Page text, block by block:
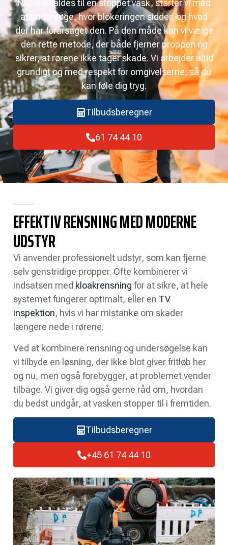
Når vi tilkaldes til en stoppet vask, starter vi med
at undersøge, hvor blokeringen sidder, og hvad
der har forårsaget den. På den måde kan vi vælge
den rette metode, der både fjerner proppen og
sikrer, at rørene ikke tager skade. Vi arbejder altid
grundigt og med respekt for omgivelserne, så du
kan føle dig tryg.
Tilbudsberegner
61 74 44 10
EFFEKTIV RENSNING MED MODERNE
UDSTYR
Vi anvender professionelt udstyr, som kan fjerne
selv genstridige propper. Ofte kombinerer vi
indsatsen med kloakrensning for at sikre, at hele
systemet fungerer optimalt, eller en TV
inspektion, hvis vi har mistanke om skader
længere nede i rørene.
Ved at kombinere rensning og undersøgelse kan
vi tilbyde en løsning, der ikke blot giver fritløb her
og nu, men også forebygger, at problemet vender
tilbage. Vi giver dig også gerne råd om, hvordan
du bedst undgår, at vasken stopper til i fremtiden.
Tilbudsberegner
+45 61 74 44 10